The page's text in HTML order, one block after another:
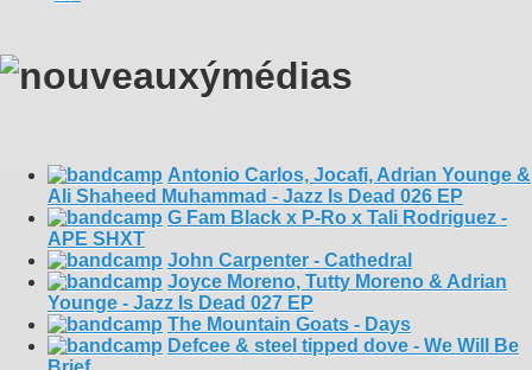
Antonio Carlos, Jocafi, Adrian Younge &
Ali Shaheed Muhammad - Jazz Is Dead 026 EP
G Fam Black x P-Ro x Tali Rodriguez -
APE SHXT
John Carpenter - Cathedral
Joyce Moreno, Tutty Moreno & Adrian
Younge - Jazz Is Dead 027 EP
The Mountain Goats - Days
Defcee & steel tipped dove - We Will Be